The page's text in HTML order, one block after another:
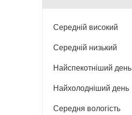
Середній високий
Середній низький
Найспекотніший день
Найхолодніший день
Середня вологість